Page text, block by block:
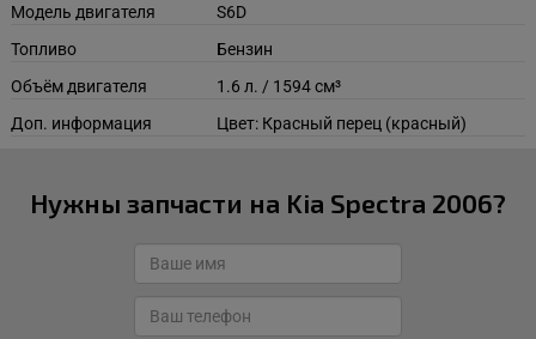
Модель двигателя
S6D
Топливо
Бензин
Объём двигателя
1.6 л. / 1594 см³
Доп. информация
Цвет: Красный перец (красный)
Нужны запчасти на Kia Spectra 2006?